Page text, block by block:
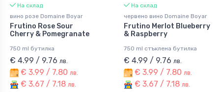
На склад
вино розе Domaine Boyar
Frutino Rose Sour
Cherry & Pomegranate
750 ml бутилка
€ 4.99 / 9.76 лв.
€ 3.99 / 7.80 лв.
€ 3.67 / 7.18 лв.
На склад
червено вино Domaine Boyar
Frutino Merlot Blueberry
& Raspberry
750 ml стъклена бутилка
€ 4.99 / 9.76 лв.
€ 3.99 / 7.80 лв.
€ 3.67 / 7.18 лв.